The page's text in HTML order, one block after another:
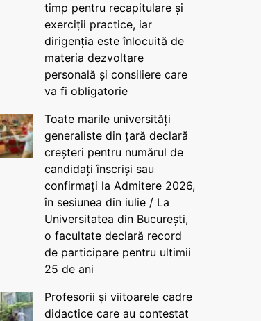
timp pentru recapitulare și
exerciții practice, iar
dirigenția este înlocuită de
materia dezvoltare
personală și consiliere care
va fi obligatorie
Toate marile universități
generaliste din țară declară
creșteri pentru numărul de
candidați înscriși sau
confirmați la Admitere 2026,
în sesiunea din iulie / La
Universitatea din București,
o facultate declară record
de participare pentru ultimii
25 de ani
Profesorii și viitoarele cadre
didactice care au contestat